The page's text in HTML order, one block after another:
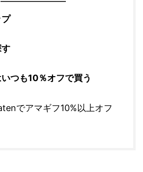
つも10％オフで買う
でアマギフ10%以上オフ